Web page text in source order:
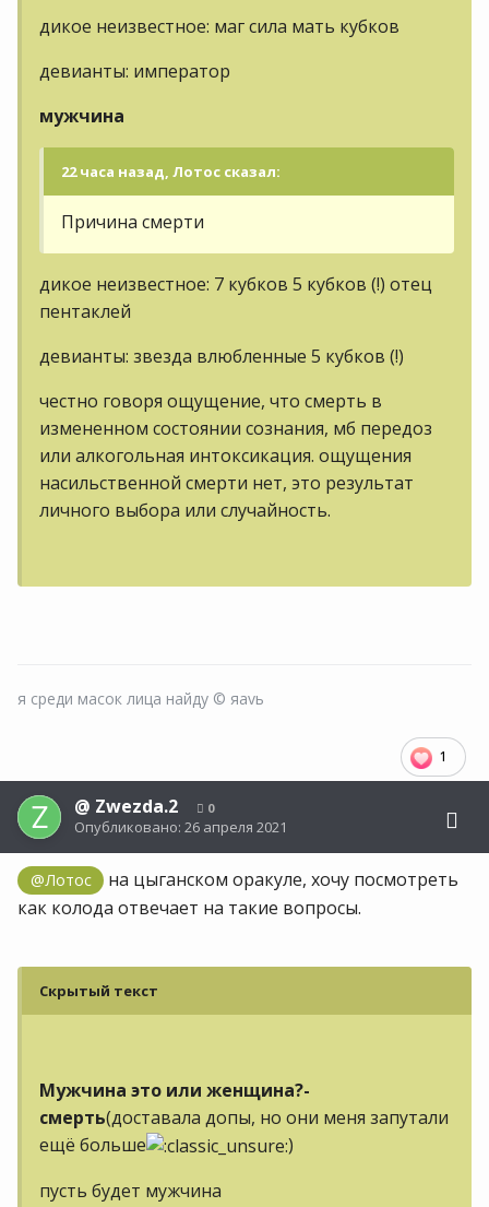
дикое неизвестное: маг сила мать кубков
девианты: император
мужчина
22 часа назад, Лотос сказал:
Причина смерти
дикое неизвестное: 7 кубков 5 кубков (!) отец
пентаклей
девианты: звезда влюбленные 5 кубков (!)
честно говоря ощущение, что смерть в
измененном состоянии сознания, мб передоз
или алкогольная интоксикация. ощущения
насильственной смерти нет, это результат
личного выбора или случайность.
1
я среди масок лица найду © яаvь
@ Zwezda.2 0
Опубликовано: 26 апреля 2021
@Лотос
на цыганском оракуле, хочу посмотреть
как колода отвечает на такие вопросы.
Скрытый текст
Мужчина это или женщина?-
смерть(доставала допы, но они меня запутали
ещё больше
)
пусть будет мужчина